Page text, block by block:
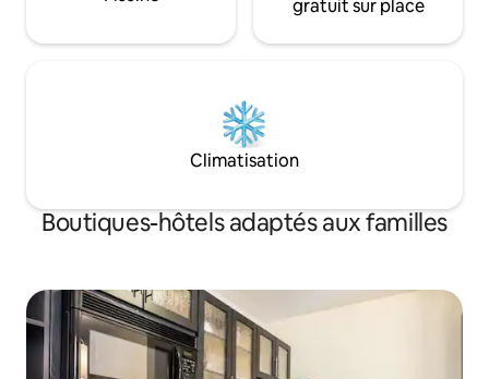
gratuit sur place
Climatisation
Boutiques-hôtels adaptés aux familles